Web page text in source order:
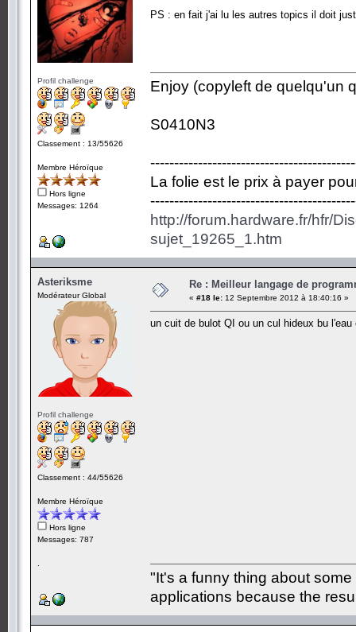
Profil challenge
Classement : 13/55626
Membre Héroïque
Hors ligne
Messages: 1264
PS : en fait j'ai lu les autres topics il doit
Enjoy (copyleft de quelqu'un
S0410N3
La folie est le prix à payer
http://forum.hardware.fr/hfr/
sujet_19265_1.htm
Asteriksme
Modérateur Global
Profil challenge
Classement : 44/55626
Membre Héroïque
Hors ligne
Messages: 787
Re : Meilleur langage de
« #18 le: 12 Septembre 2012 à 18:40:16 »
un cuit de bulot QI ou un cul hideux bu l'eau
"It's a funny thing about
applications because the